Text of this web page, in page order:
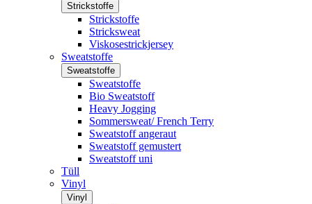
Strickstoffe
Strickstoffe
Stricksweat
Viskosestrickjersey
Sweatstoffe
Sweatstoffe
Sweatstoffe
Bio Sweatstoff
Heavy Jogging
Sommersweat/ French Terry
Sweatstoff angeraut
Sweatstoff gemustert
Sweatstoff uni
Tüll
Vinyl
Vinyl